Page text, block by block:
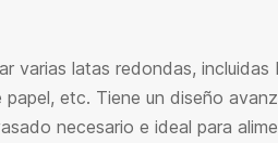
varias latas redondas,
etc. Tiene un diseño
necesario e ideal para